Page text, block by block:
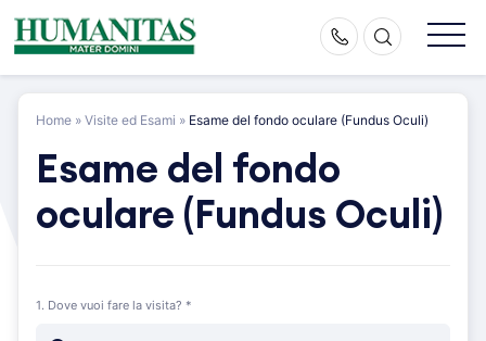
Skip
to
Home » Visite ed Esami » Esame del fondo oculare (Fundus Oculi)
Esame del fondo
oculare (Fundus Oculi)
1. Dove vuoi fare la visita? *